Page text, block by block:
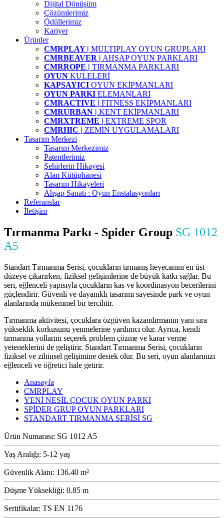
Dijital Dönüşüm
Çözümlerimiz
Ödüllerimiz
Kariyer
Ürünler
CMRPLAY | MULTIPLAY OYUN GRUPLARI
CMRBEAVER | AHŞAP OYUN PARKLARI
CMRROPE | TIRMANMA PARKLARI
OYUN KULELERİ
KAPSAYICI OYUN EKİPMANLARI
OYUN PARKI ELEMANLARI
CMRACTIVE | FITNESS EKİPMANLARI
CMRURBAN | KENT EKİPMANLARI
CMRXTREME | EXTREME SPOR
CMRHIC | ZEMİN UYGULAMALARI
Tasarım Merkezi
Tasarım Merkezimiz
Patentlerimiz
Şehirlerin Hikayesi
Alan Kütüphanesi
Tasarım Hikayeleri
Ahşap Sanatı : Oyun Enstalasyonları
Referanslar
İletişim
Tırmanma Parkı - Spider Group SG 1012
A5
Standart Tırmanma Serisi, çocukların tırmanış heyecanını en üst
düzeye çıkarırken, fiziksel gelişimlerine de büyük katkı sağlar. Bu
seri, eğlenceli yapısıyla çocukların kas ve koordinasyon becerilerini
güçlendirir. Güvenli ve dayanıklı tasarımı sayesinde park ve oyun
alanlarında mükemmel bir tercihtir.
Tırmanma aktivitesi, çocuklara özgüven kazandırmanın yanı sıra
yükseklik korkusunu yenmelerine yardımcı olur. Ayrıca, kendi
tırmanma yollarını seçerek problem çözme ve karar verme
yeteneklerini de geliştirir. Standart Tırmanma Serisi, çocukların
fiziksel ve zihinsel gelişimine destek olur. Bu seri, oyun alanlarınızı
eğlenceli ve öğretici hale getirir.
Anasayfa
CMRPLAY
YENİ NESİL ÇOCUK OYUN PARKI
SPİDER GRUP OYUN PARKLARI
STANDART TIRMANMA SERİSİ SG
Ürün Numarası: SG 1012 A5
Yaş Aralığı: 5-12 yaş
Güvenlik Alanı: 136.40 m²
Düşme Yüksekliği: 0.85 m
Sertifikalar: TS EN 1176